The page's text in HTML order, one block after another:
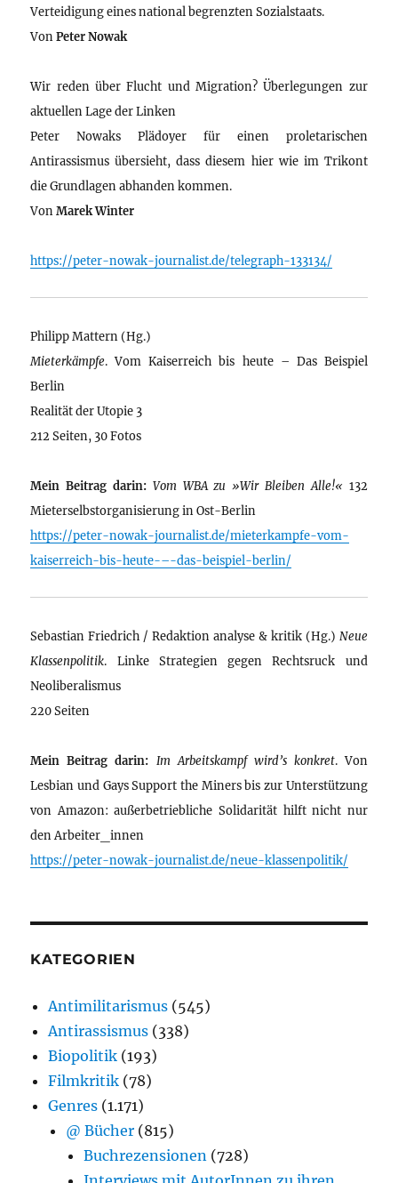
Verteidigung eines national begrenzten Sozialstaats.
VonPeter Nowak
Wir reden über Flucht und Migration? Überlegungen zur
aktuellen Lage der Linken
Peter Nowaks Plädoyer für einen proletarischen
Antirassismus übersieht, dass diesem hier wie im Trikont
die Grundlagen abhanden kommen.
VonMarek Winter
https://peter-nowak-journalist.de/telegraph-133134/
Philipp Mattern (Hg.)
Mieterkämpfe. Vom Kaiserreich bis heute – Das Beispiel
Berlin
Realität der Utopie 3
212 Seiten, 30 Fotos
Mein Beitrag darin: Vom WBA zu »Wir Bleiben Alle!« 132
Mieterselbstorganisierung in Ost-Berlin
https://peter-nowak-journalist.de/mieterkampfe-vom-
kaiserreich-bis-heute-–-das-beispiel-berlin/
Sebastian Friedrich / Redaktion analyse & kritik (Hg.) Neue
Klassenpolitik. Linke Strategien gegen Rechtsruck und
Neoliberalismus
220 Seiten
Mein Beitrag darin: Im Arbeitskampf wird’s konkret. Von
Lesbian und Gays Support the Miners bis zur Unterstützung
von Amazon: außerbetriebliche Solidarität hilft nicht nur
den Arbeiter_innen
https://peter-nowak-journalist.de/neue-klassenpolitik/
KATEGORIEN
Antimilitarismus (545)
Antirassismus (338)
Biopolitik (193)
Filmkritik (78)
Genres (1.171)
@ Bücher (815)
Buchrezensionen (728)